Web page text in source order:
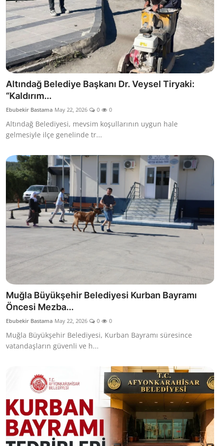
Altındağ Belediye Başkanı Dr. Veysel Tiryaki:
“Kaldırım...
Ebubekir Bastama May 22, 2026 0 0
Altındağ Belediyesi, mevsim koşullarının uygun hale
gelmesiyle ilçe genelinde tr...
Muğla Büyükşehir Belediyesi Kurban Bayramı
Öncesi Mezba...
Ebubekir Bastama May 22, 2026 0 0
Muğla Büyükşehir Belediyesi, Kurban Bayramı süresince
vatandaşların güvenli ve h...